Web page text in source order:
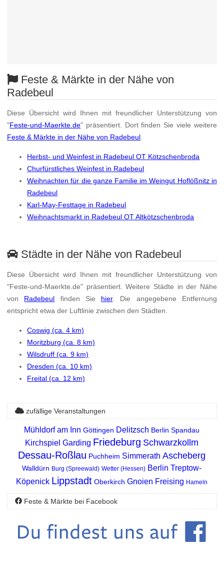
Feste & Märkte in der Nähe von
Radebeul
Diese Übersicht wird Ihnen mit freundlicher Unterstützung von
"Feste-und-Maerkte.de" präsentiert. Dort finden Sie viele weitere
Feste & Märkte in der Nähe von Radebeul.
Herbst- und Weinfest in Radebeul OT Kötzschenbroda
Churfürstliches Weinfest in Radebeul
Weihnachten für die ganze Familie im Weingut Hoflößnitz in
Radebeul
Karl-May-Festtage in Radebeul
Weihnachtsmarkt in Radebeul OT Altkötzschenbroda
Städte in der Nähe von Radebeul
Diese Übersicht wird Ihnen mit freundlicher Unterstützung von
"Feste-und-Maerkte.de" präsentiert. Weitere Städte in der Nähe
von Radebeul finden Sie hier. Die angegebene Entfernung
entspricht etwa der Luftlinie zwischen den Städten.
Coswig (ca. 4 km)
Moritzburg (ca. 8 km)
Wilsdruff (ca. 9 km)
Dresden (ca. 10 km)
Freital (ca. 12 km)
zufällige Veranstaltungen
Mühldorf am Inn Göttingen Delitzsch Berlin Spandau
Kirchspiel Garding Friedeburg Schwarzkollm
Dessau-Roßlau Puchheim Simmerath Ascheberg
Walldürn Burg (Spreewald) Wetter (Hessen) Berlin Treptow-
Köpenick Lippstadt Oberkirch Gnoien Freising Hameln
Feste & Märkte bei Facebook